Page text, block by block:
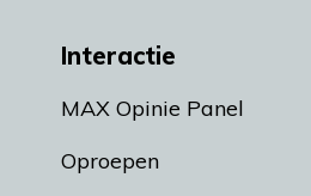
Interactie
MAX Opinie Panel
Oproepen